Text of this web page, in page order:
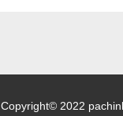
Copyright© 2022